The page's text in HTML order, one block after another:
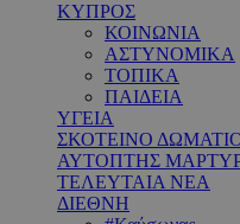
ΚΥΠΡΟΣ
ΚΟΙΝΩΝΙΑ
ΑΣΤΥΝΟΜΙΚΑ
ΤΟΠΙΚΑ
ΠΑΙΔΕΙΑ
ΥΓΕΙΑ
ΣΚΟΤΕΙΝΟ
ΑΥΤΟΠΤΗΣ
ΤΕΛΕΥΤΑΙΑ ΝΕΑ
ΔΙΕΘΝΗ